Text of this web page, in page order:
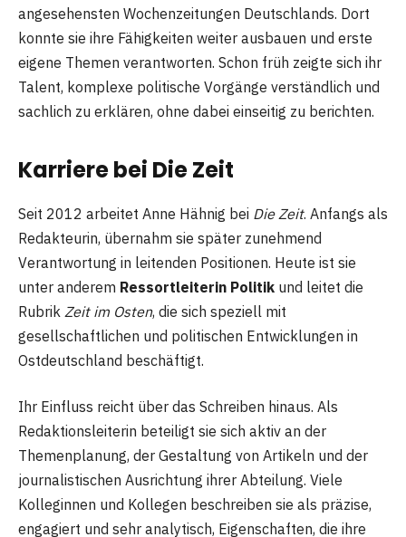
angesehensten Wochenzeitungen Deutschlands. Dort
konnte sie ihre Fähigkeiten weiter ausbauen und erste
eigene Themen verantworten. Schon früh zeigte sich ihr
Talent, komplexe politische Vorgänge verständlich und
sachlich zu erklären, ohne dabei einseitig zu berichten.
Karriere bei Die Zeit
Seit 2012 arbeitet Anne Hähnig bei Die Zeit. Anfangs als
Redakteurin, übernahm sie später zunehmend
Verantwortung in leitenden Positionen. Heute ist sie
unter anderem Ressortleiterin Politik und leitet die
Rubrik Zeit im Osten, die sich speziell mit
gesellschaftlichen und politischen Entwicklungen in
Ostdeutschland beschäftigt.
Ihr Einfluss reicht über das Schreiben hinaus. Als
Redaktionsleiterin beteiligt sie sich aktiv an der
Themenplanung, der Gestaltung von Artikeln und der
journalistischen Ausrichtung ihrer Abteilung. Viele
Kolleginnen und Kollegen beschreiben sie als präzise,
engagiert und sehr analytisch, Eigenschaften, die ihre